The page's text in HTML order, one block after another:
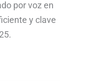
por voz en
y clave